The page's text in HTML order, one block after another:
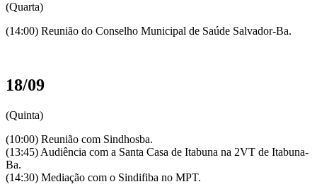
(Quarta)
(14:00) Reunião do Conselho Municipal de Saúde Salvador-Ba.
18/09
(Quinta)
(10:00) Reunião com Sindhosba.
(13:45) Audiência com a Santa Casa de Itabuna na 2VT de Itabuna-
Ba.
(14:30) Mediação com o Sindifiba no MPT.